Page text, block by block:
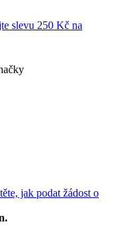
slevu 250 Kč na
jak podat žádost o